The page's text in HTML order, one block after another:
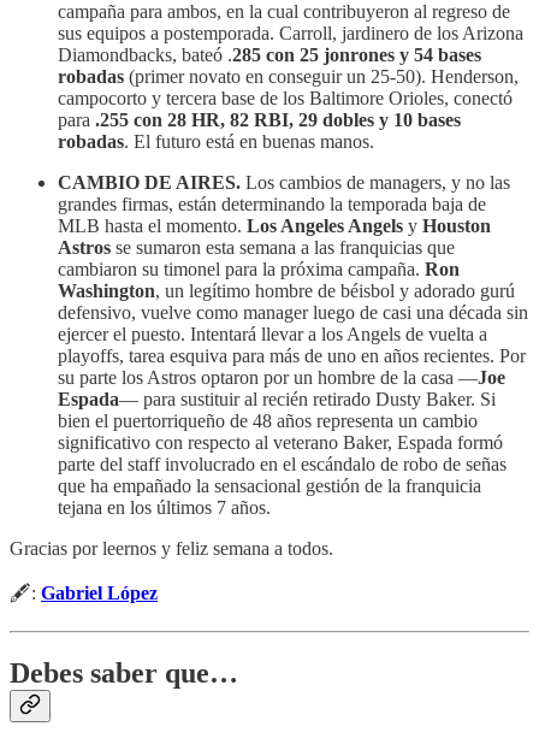
campaña para ambos, en la cual contribuyeron al regreso de
sus equipos a postemporada. Carroll, jardinero de los Arizona
Diamondbacks, bateó .285 con 25 jonrones y 54 bases
robadas (primer novato en conseguir un 25-50). Henderson,
campocorto y tercera base de los Baltimore Orioles, conectó
para .255 con 28 HR, 82 RBI, 29 dobles y 10 bases
robadas. El futuro está en buenas manos.
CAMBIO DE AIRES. Los cambios de managers, y no las
grandes firmas, están determinando la temporada baja de
MLB hasta el momento. Los Angeles Angels y Houston
Astros se sumaron esta semana a las franquicias que
cambiaron su timonel para la próxima campaña. Ron
Washington, un legítimo hombre de béisbol y adorado gurú
defensivo, vuelve como manager luego de casi una década sin
ejercer el puesto. Intentará llevar a los Angels de vuelta a
playoffs, tarea esquiva para más de uno en años recientes. Por
su parte los Astros optaron por un hombre de la casa —Joe
Espada— para sustituir al recién retirado Dusty Baker. Si
bien el puertorriqueño de 48 años representa un cambio
significativo con respecto al veterano Baker, Espada formó
parte del staff involucrado en el escándalo de robo de señas
que ha empañado la sensacional gestión de la franquicia
tejana en los últimos 7 años.
Gracias por leernos y feliz semana a todos.
🖋️: Gabriel López
Debes saber que…